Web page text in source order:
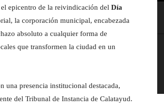
epicentro de la reivindicación del Día
la corporación municipal, encabezada
absoluto a cualquier forma de
que transformen la ciudad en un
una presencia institucional destacada,
del Tribunal de Instancia de Calatayud.